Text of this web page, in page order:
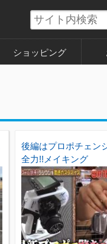
ショッピング
後編はプロポチェン
全力!!メイキング